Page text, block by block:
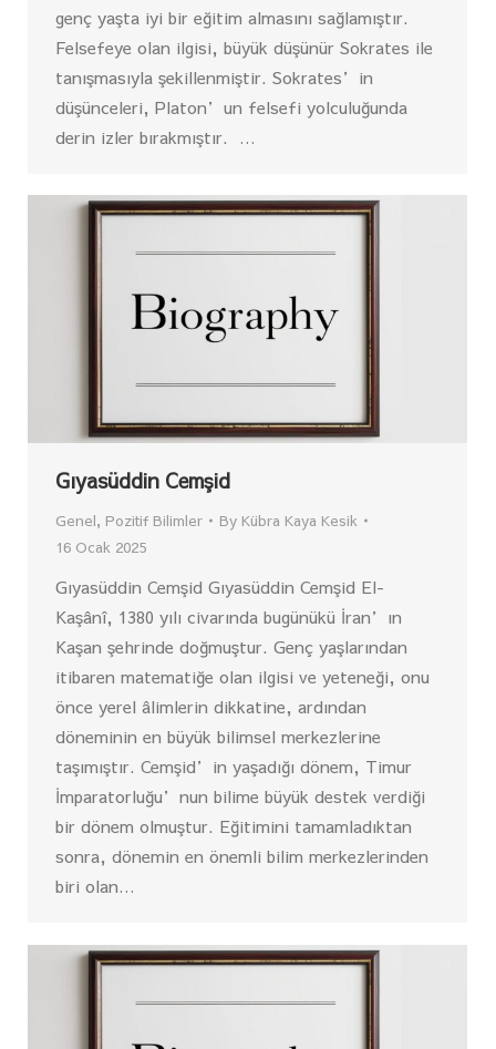
genç yaşta iyi bir eğitim almasını sağlamıştır.
Felsefeye olan ilgisi, büyük düşünür Sokrates ile
tanışmasıyla şekillenmiştir. Sokrates’in
düşünceleri, Platon’un felsefi yolculuğunda
derin izler bırakmıştır. …
Gıyasüddin Cemşid
Genel, Pozitif Bilimler By Kübra Kaya Kesik
16 Ocak 2025
Gıyasüddin Cemşid Gıyasüddin Cemşid El-
Kaşânî, 1380 yılı civarında bugünükü İran’ın
Kaşan şehrinde doğmuştur. Genç yaşlarından
itibaren matematiğe olan ilgisi ve yeteneği, onu
önce yerel âlimlerin dikkatine, ardından
döneminin en büyük bilimsel merkezlerine
taşımıştır. Cemşid’in yaşadığı dönem, Timur
İmparatorluğu’nun bilime büyük destek verdiği
bir dönem olmuştur. Eğitimini tamamladıktan
sonra, dönemin en önemli bilim merkezlerinden
biri olan…